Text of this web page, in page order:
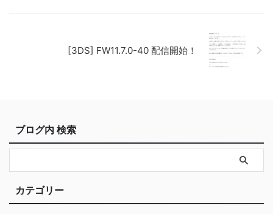
[3DS] FW11.7.0-40 配信開始！
ブログ内 検索
カテゴリー